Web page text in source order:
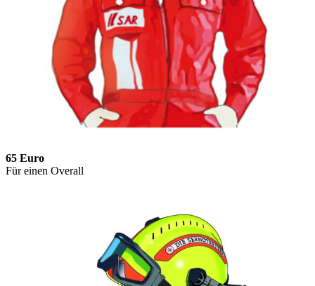
65 Euro
Für einen Overall